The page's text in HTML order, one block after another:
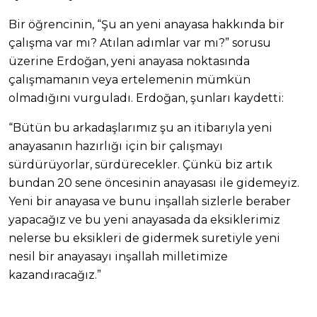
Bir öğrencinin, “Şu an yeni anayasa hakkında bir
çalışma var mı? Atılan adımlar var mı?” sorusu
üzerine Erdoğan, yeni anayasa noktasında
çalışmamanın veya ertelemenin mümkün
olmadığını vurguladı. Erdoğan, şunları kaydetti:
“Bütün bu arkadaşlarımız şu an itibarıyla yeni
anayasanın hazırlığı için bir çalışmayı
sürdürüyorlar, sürdürecekler. Çünkü biz artık
bundan 20 sene öncesinin anayasası ile gidemeyiz.
Yeni bir anayasa ve bunu inşallah sizlerle beraber
yapacağız ve bu yeni anayasada da eksiklerimiz
nelerse bu eksikleri de gidermek suretiyle yeni
nesil bir anayasayı inşallah milletimize
kazandıracağız.”